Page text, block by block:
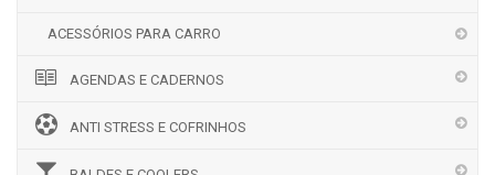
ACESSÓRIOS PARA CARRO
AGENDAS E CADERNOS
ANTI STRESS E COFRINHOS